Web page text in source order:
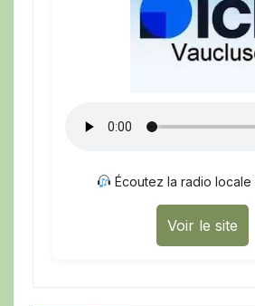
Écoutez la radio
Voir le site